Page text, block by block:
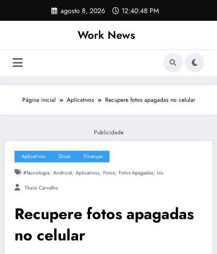
o
agosto 8, 2026 12:40:48 PM
Work News
Página inicial Aplicativos Recupere fotos apagadas no celular
Publicidade
Aplicativos Dicas Finanças
#tecnologia, Android, Aplicativos, Fotos, Fotos Apagadas, Ios
Thaisi Carvalho
Recupere fotos apagadas
no celular